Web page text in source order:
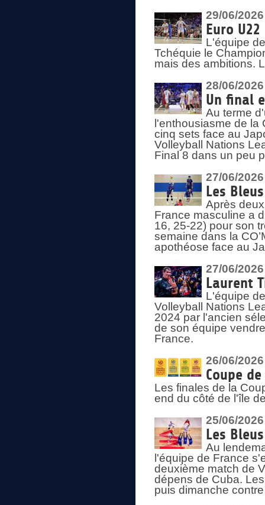
29/06/2026
Euro
L'équipe
Tchéquie le
mais des ambitions.
28/06/2026
Un final
Au terme
l'enthousiasme de
cinq sets face au
Volleyball Nations
Final 8 dans un peu
27/06/2026
Les
Après
France masculine a
16, 25-22) pour son
semaine dans la
apothéose face au
27/06/2026
Laurent
L'équipe
Volleyball Nations
2024 par l'ancien
de son équipe
France.
26/06/2026
Coupe
Les finales de la
end du côté de l'île
25/06/2026
Les
Au
l'équipe de France
deuxième match de
dépens de Cuba.
puis dimanche